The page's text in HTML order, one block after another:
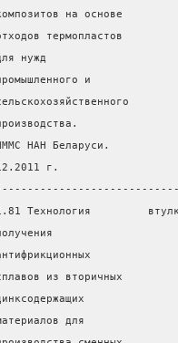
на основе
термопластов
нужд
и
НАН Беларуси.
г.
Технология
из вторичных
для